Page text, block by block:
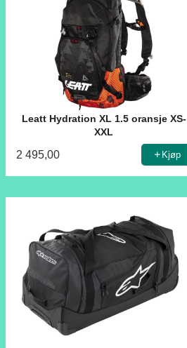
Leatt Hydration XL 1.5 oransje XS-
XXL
2 495,00 Kjøp